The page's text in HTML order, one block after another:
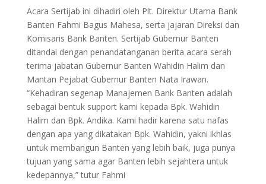
Acara Sertijab ini dihadiri oleh Plt. Direktur Utama Bank
Banten Fahmi Bagus Mahesa, serta jajaran Direksi dan
Komisaris Bank Banten. Sertijab Gubernur Banten
ditandai dengan penandatanganan berita acara serah
terima jabatan Gubernur Banten Wahidin Halim dan
Mantan Pejabat Gubernur Banten Nata Irawan.
“Kehadiran segenap Manajemen Bank Banten adalah
sebagai bentuk support kami kepada Bpk. Wahidin
Halim dan Bpk. Andika. Kami hadir karena satu nafas
dengan apa yang dikatakan Bpk. Wahidin, yakni ikhlas
untuk membangun Banten yang lebih baik, juga punya
tujuan yang sama agar Banten lebih sejahtera untuk
kedepannya,” tutur Fahmi